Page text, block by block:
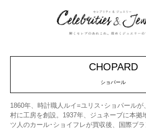
CHOPARD
ショパール
1860年、時計職人ルイ=ユリス･ショパール
村に工房を創設。1937年、ジュネーブに本拠
ツ人のカール･ショイフレが買収後、国際ブ